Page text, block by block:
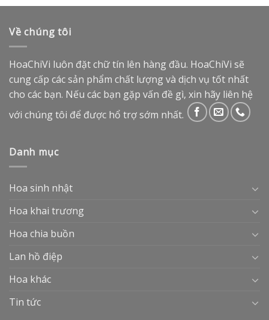
Về chúng tôi
HoaChiVi luôn đặt chữ tín lên hàng đầu. HoaChiVi sẽ
cung cấp các sản phẩm chất lượng và dịch vụ tốt nhất
cho các bạn. Nếu các bạn gặp vấn đề gì, xin hãy liên hệ
với chúng tôi để được hổ trợ sớm nhất.
Danh mục
Hoa sinh nhật
Hoa khai trương
Hoa chia buồn
Lan hồ điệp
Hoa khác
Tin tức